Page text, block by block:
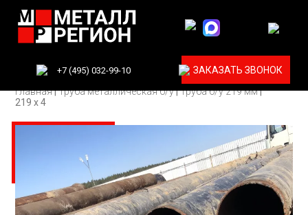
+7 (495) 032-99-10
ЗАКАЗАТЬ ЗВОНОК
Главная|Труба металлическая б/у|Труба б/у 219 мм|
219 х 4